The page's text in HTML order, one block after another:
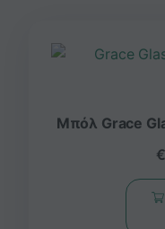
Μπόλ Grace
€